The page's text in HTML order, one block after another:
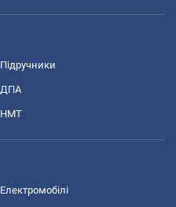
Підручники
ДПА
НМТ
Електромобілі